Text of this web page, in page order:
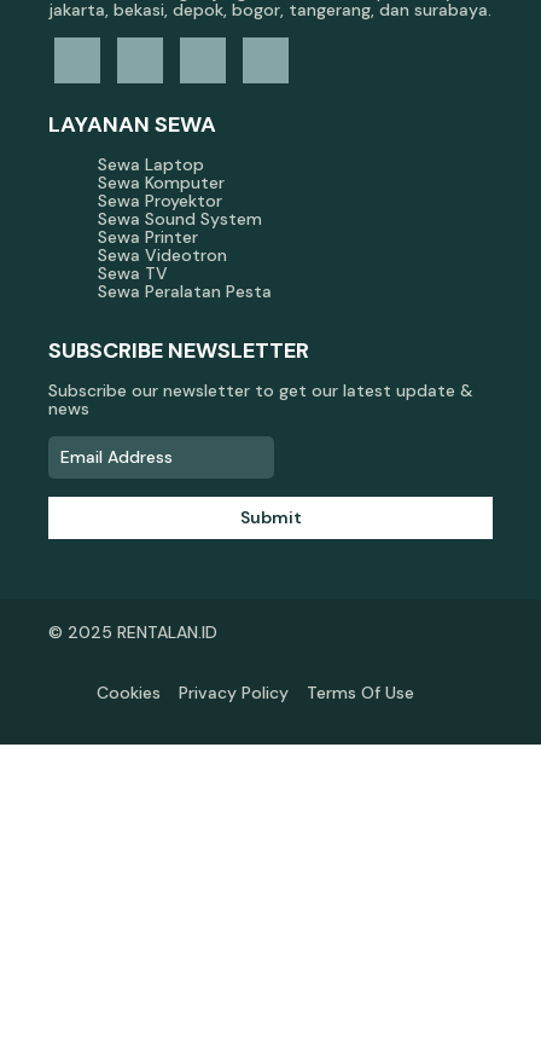
jakarta, bekasi, depok, bogor, tangerang, dan surabaya.
LAYANAN SEWA
Sewa Laptop
Sewa Komputer
Sewa Proyektor
Sewa Sound System
Sewa Printer
Sewa Videotron
Sewa TV
Sewa Peralatan Pesta
SUBSCRIBE NEWSLETTER
Subscribe our newsletter to get our latest update &
news
Submit
© 2025 RENTALAN.ID
Cookies Privacy Policy Terms Of Use